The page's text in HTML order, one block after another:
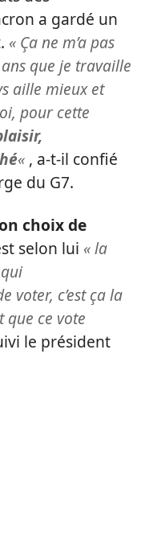
a gardé un
« Ça ne m’a pas
que je travaille
aille mieux et
pour cette
« , a-t-il confié
du G7.
choix de
selon lui « la
voter, c’est ça la
ce vote
le président